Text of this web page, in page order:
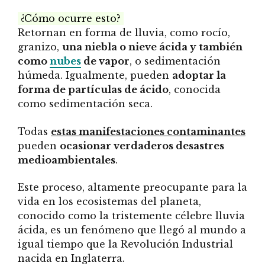
¿Cómo ocurre esto?
Retornan en forma de lluvia, como rocío,
granizo, una niebla o nieve ácida y también
como nubes de vapor, o sedimentación
húmeda. Igualmente, pueden adoptar la
forma de partículas de ácido, conocida
como sedimentación seca.
Todas estas manifestaciones contaminantes
pueden ocasionar verdaderos desastres
medioambientales.
Este proceso, altamente preocupante para la
vida en los ecosistemas del planeta,
conocido como la tristemente célebre lluvia
ácida, es un fenómeno que llegó al mundo a
igual tiempo que la Revolución Industrial
nacida en Inglaterra.